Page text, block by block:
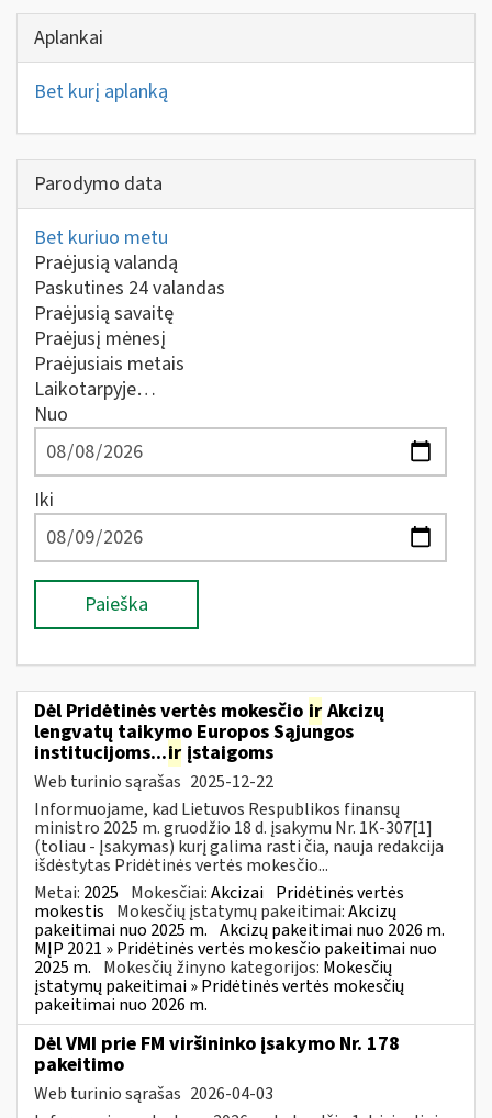
Aplankai
Bet kurį aplanką
Parodymo data
Bet kuriuo metu
Praėjusią valandą
Paskutines 24 valandas
Praėjusią savaitę
Praėjusį mėnesį
Praėjusiais metais
Laikotarpyje…
Nuo
Iki
Paieška
Dėl Pridėtinės vertės mokesčio ir Akcizų
lengvatų taikymo Europos Sąjungos
institucijoms...ir įstaigoms
Web turinio sąrašas 2025-12-22
Informuojame, kad Lietuvos Respublikos finansų
ministro 2025 m. gruodžio 18 d. įsakymu Nr. 1K-307[1]
(toliau - Įsakymas) kurį galima rasti čia, nauja redakcija
išdėstytas Pridėtinės vertės mokesčio...
Metai: 2025 Mokesčiai:Akcizai Pridėtinės vertės
mokestis Mokesčių įstatymų pakeitimai:Akcizų
pakeitimai nuo 2025 m. Akcizų pakeitimai nuo 2026 m.
MĮP 2021 » Pridėtinės vertės mokesčio pakeitimai nuo
2025 m. Mokesčių žinyno kategorijos: Mokesčių
įstatymų pakeitimai » Pridėtinės vertės mokesčių
pakeitimai nuo 2026 m.
Dėl VMI prie FM viršininko įsakymo Nr. 178
pakeitimo
Web turinio sąrašas 2026-04-03